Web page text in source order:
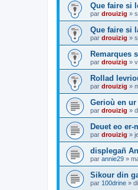
Que faire si
par drouizig »
Que faire si
par drouizig »
Remarques
par drouizig »
Rollad
par drouizig »
Gerioù en
par drouizig »
Deuet eo er-
par drouizig »
displegañ
par annie29 »
Sikour din
par 100drine »